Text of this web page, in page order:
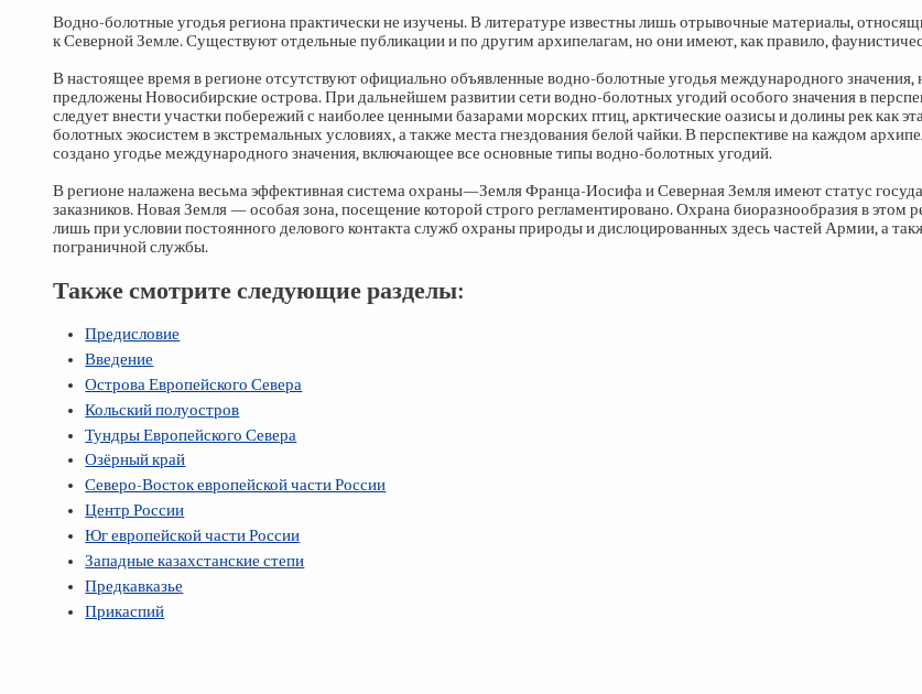
Водно-болотные угодья региона практически не изучены. В литературе известны лишь отрывочные материалы,
к Северной Земле. Существуют отдельные публикации и по другим архипелагам, но они имеют, как правило,
В настоящее время в регионе отсутствуют официально объявленные водно-болотные угодья международного значения,
предложены Новосибирские острова. При дальнейшем развитии сети водно-болотных угодий особого значения в
следует внести участки побережий с наиболее ценными базарами морских птиц, арктические оазисы и долины рек как
болотных экосистем в экстремальных условиях, а также места гнездования белой чайки. В перспективе на каждом
создано угодье международного значения, включающее все основные типы водно-болотных угодий.
В регионе налажена весьма эффективная система охраны—Земля Франца-Иосифа и Северная Земля имеют статус
заказников. Новая Земля — особая зона, посещение которой строго регламентировано. Охрана биоразнообразия в этом
лишь при условии постоянного делового контакта служб охраны природы и дислоцированных здесь частей Армии, а
пограничной службы.
Также смотрите следующие разделы:
Предисловие
Введение
Острова Европейского Севера
Кольский полуостров
Тундры Европейского Севера
Озёрный край
Северо-Восток европейской части России
Центр России
Юг европейской части России
Западные казахстанские степи
Предкавказье
Прикаспий